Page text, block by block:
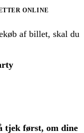
ONLINE
af billet, skal du
tjek først, om dine